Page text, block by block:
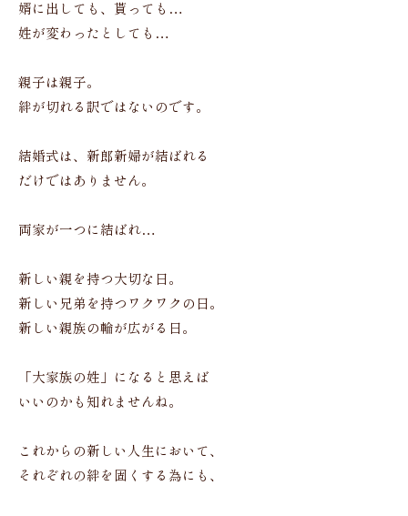
婿に出しても、貰っても…
姓が変わったとしても…
親子は親子。
絆が切れる訳ではないのです。
結婚式は、新郎新婦が結ばれる
だけではありません。
両家が一つに結ばれ…
新しい親を持つ大切な日。
新しい兄弟を持つワクワクの日。
新しい親族の輪が広がる日。
「大家族の姓」になると思えば
いいのかも知れませんね。
これからの新しい人生において、
それぞれの絆を固くする為にも、